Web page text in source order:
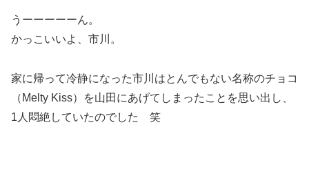
うーーーーーん。
かっこいいよ、市川。
家に帰って冷静になった市川はとんでもない名称のチョコ
（Melty Kiss）を山田にあげてしまったことを思い出し、
1人悶絶していたのでした 笑